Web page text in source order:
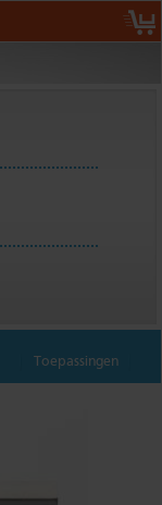
Toepassingen